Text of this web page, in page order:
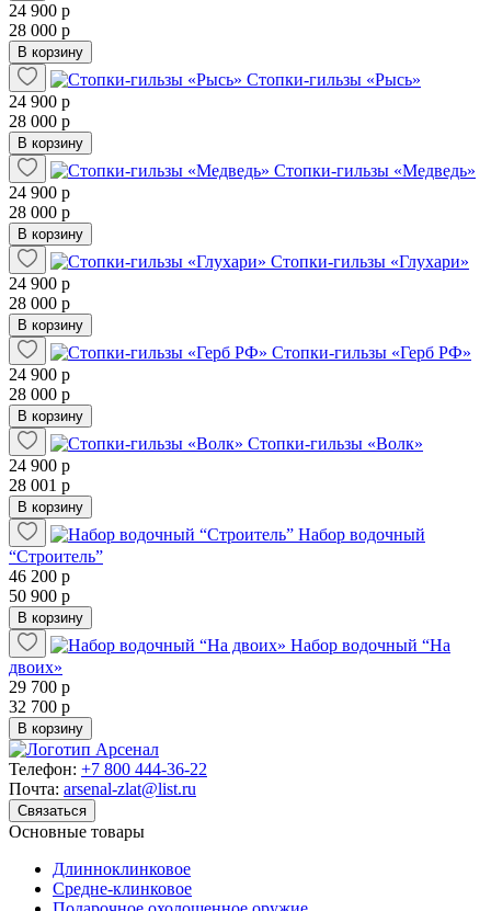
24 900 р
28 000 р
В корзину
Стопки-гильзы «Рысь»
24 900 р
28 000 р
В корзину
Стопки-гильзы «Медведь»
24 900 р
28 000 р
В корзину
Стопки-гильзы «Глухари»
24 900 р
28 000 р
В корзину
Стопки-гильзы «Герб РФ»
24 900 р
28 000 р
В корзину
Стопки-гильзы «Волк»
24 900 р
28 001 р
В корзину
Набор водочный
“Строитель”
46 200 р
50 900 р
В корзину
Набор водочный “На
двоих»
29 700 р
32 700 р
В корзину
Телефон: +7 800 444-36-22
Почта: arsenal-zlat@list.ru
Связаться
Основные товары
Длинноклинковое
Средне-клинковое